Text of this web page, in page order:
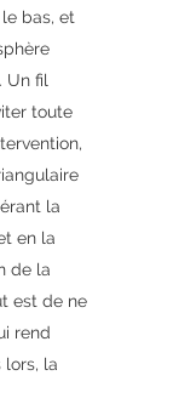
bas, et
Un fil
toute
la
en la
de la
est de ne
rend
lors, la